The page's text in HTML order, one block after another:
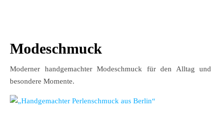
Modeschmuck
Moderner handgemachter Modeschmuck für den Alltag und
besondere Momente.